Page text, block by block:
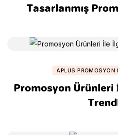
Tasarlanmış
APLUS PROMOSYON
Promosyon Ürünleri